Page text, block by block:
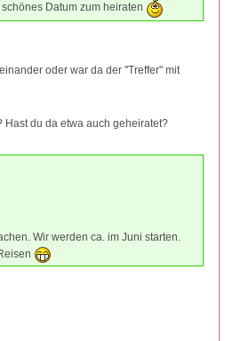
Datum zum heiraten
oder war da der "Treffer" mit
Hast du da etwa auch geheiratet?
Wir werden ca. im Juni starten.